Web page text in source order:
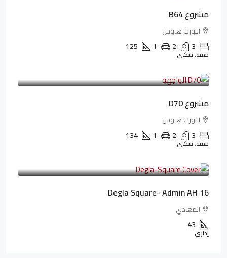
مشروع B64
النورث هاوس
3
2
1
125
شقة, سكني
3,510,800LE
مشروع D70
النورث هاوس
3
2
1
134
شقة, سكني
3,010,000LE
Degla Square- Admin AH 16
المعادي
43
إداري